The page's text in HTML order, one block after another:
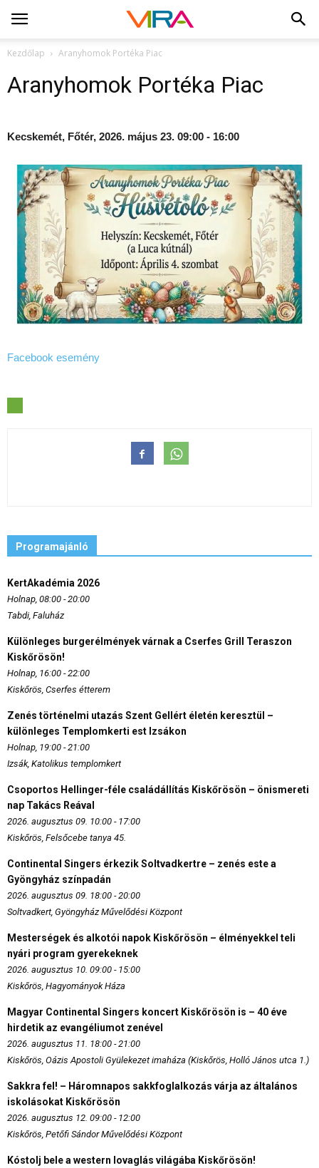
Kezdőlap Aranyhomok Portéka Piac
Aranyhomok Portéka Piac
Kecskemét, Főtér, 2026. május 23. 09:00 - 16:00
Facebook esemény
Programajánló
KertAkadémia 2026
Holnap, 08:00 - 20:00
Tabdi, Faluház
Különleges burgerélmények várnak a Cserfes Grill Teraszon
Kiskőrösön!
Holnap, 16:00 - 22:00
Kiskőrös, Cserfes étterem
Zenés történelmi utazás Szent Gellért életén keresztül –
különleges Templomkerti est Izsákon
Holnap, 19:00 - 21:00
Izsák, Katolikus templomkert
Csoportos Hellinger-féle családállítás Kiskőrösön – önismereti
nap Takács Reával
2026. augusztus 09. 10:00 - 17:00
Kiskőrös, Felsőcebe tanya 45.
Continental Singers érkezik Soltvadkertre – zenés este a
Gyöngyház színpadán
2026. augusztus 09. 18:00 - 20:00
Soltvadkert, Gyöngyház Művelődési Központ
Mesterségek és alkotói napok Kiskőrösön – élményekkel teli
nyári program gyerekeknek
2026. augusztus 10. 09:00 - 15:00
Kiskőrös, Hagyományok Háza
Magyar Continental Singers koncert Kiskőrösön is – 40 éve
hirdetik az evangéliumot zenével
2026. augusztus 11. 18:00 - 21:00
Kiskőrös, Oázis Apostoli Gyülekezet imaháza (Kiskőrös, Holló János utca 1.)
Sakkra fel! – Háromnapos sakkfoglalkozás várja az általános
iskolásokat Kiskőrösön
2026. augusztus 12. 09:00 - 12:00
Kiskőrös, Petőfi Sándor Művelődési Központ
Kóstolj bele a western lovaglás világába Kiskőrösön!